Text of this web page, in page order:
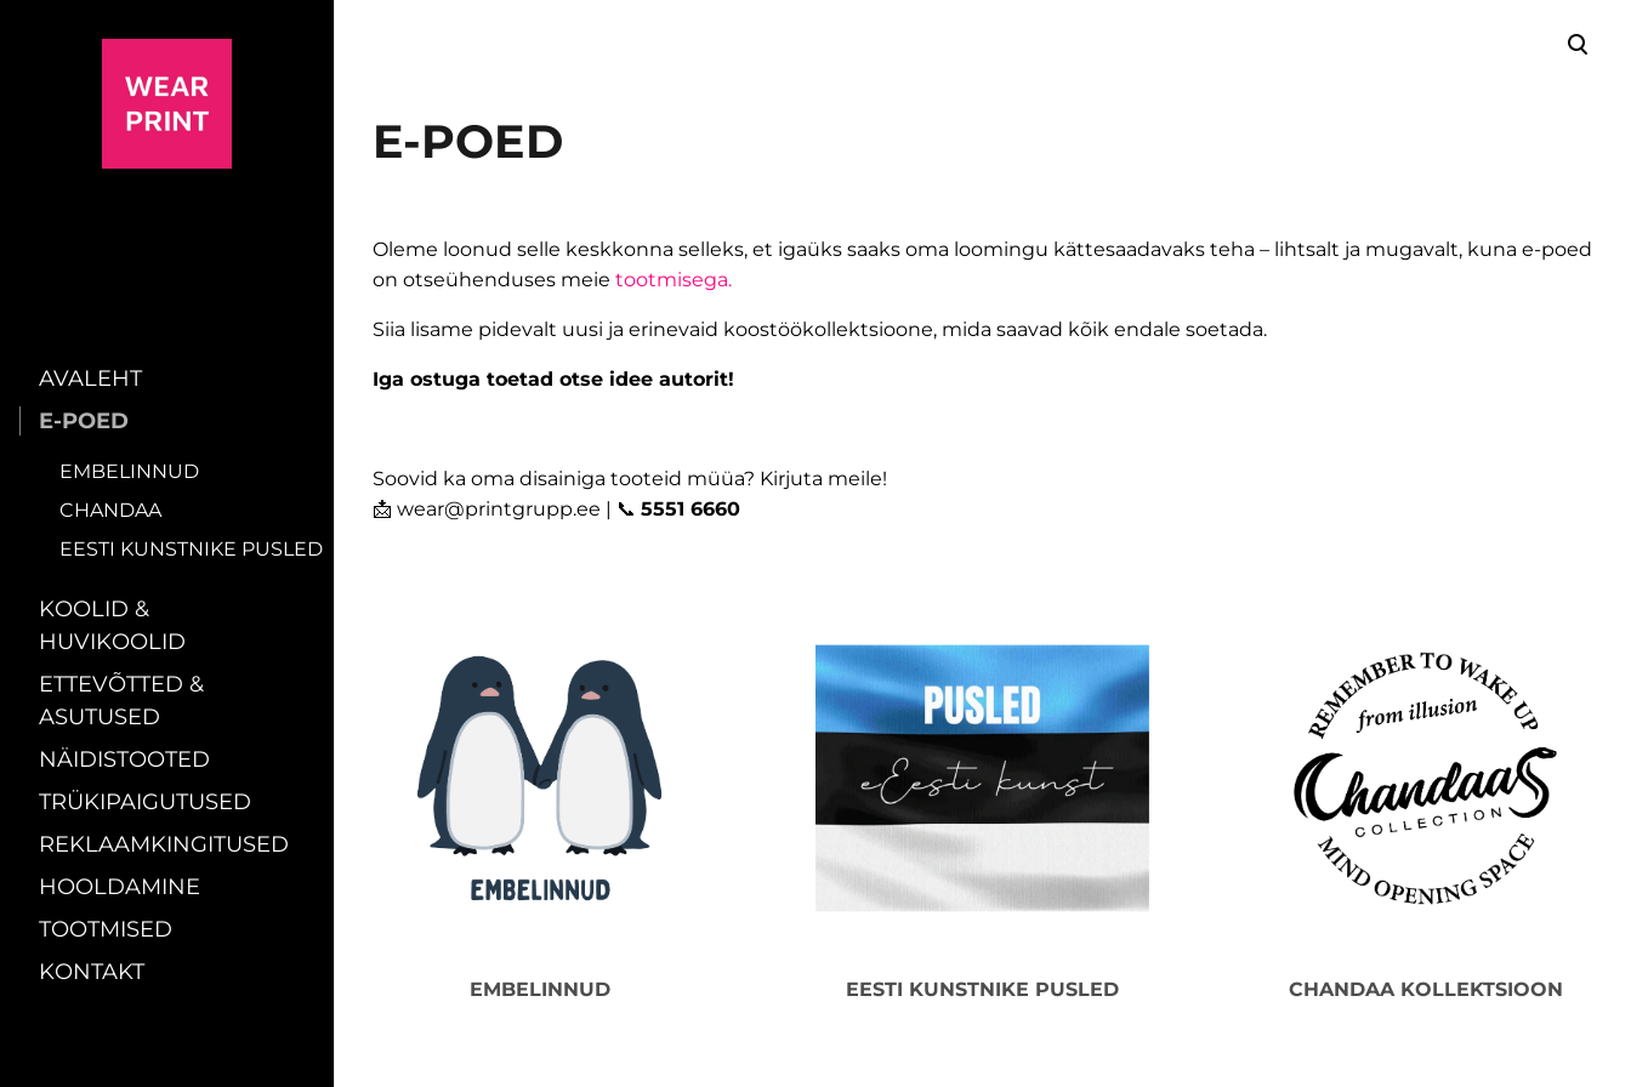
AVALEHT
E-POED
EMBELINNUD
CHANDAA
EESTI KUNSTNIKE PUSLED
KOOLID &
HUVIKOOLID
ETTEVÕTTED &
ASUTUSED
NÄIDISTOOTED
TRÜKIPAIGUTUSED
REKLAAMKINGITUSED
HOOLDAMINE
TOOTMISED
KONTAKT
E-POED
Oleme loonud selle keskkonna selleks, et igaüks saaks oma loomingu kättesaadavaks teha – lihtsalt ja mugavalt, kuna e-poed
on otseühenduses meie tootmisega.
Siia lisame pidevalt uusi ja erinevaid koostöökollektsioone, mida saavad kõik endale soetada.
Iga ostuga toetad otse idee autorit!
Soovid ka oma disainiga tooteid müüa? Kirjuta meile!
📩 wear@printgrupp.ee | 📞 5551 6660
EMBELINNUD EESTI KUNSTNIKE PUSLED CHANDAA KOLLEKTSIOON